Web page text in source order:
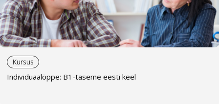
Kursus
Individuaalõppe: B1-taseme eesti keel